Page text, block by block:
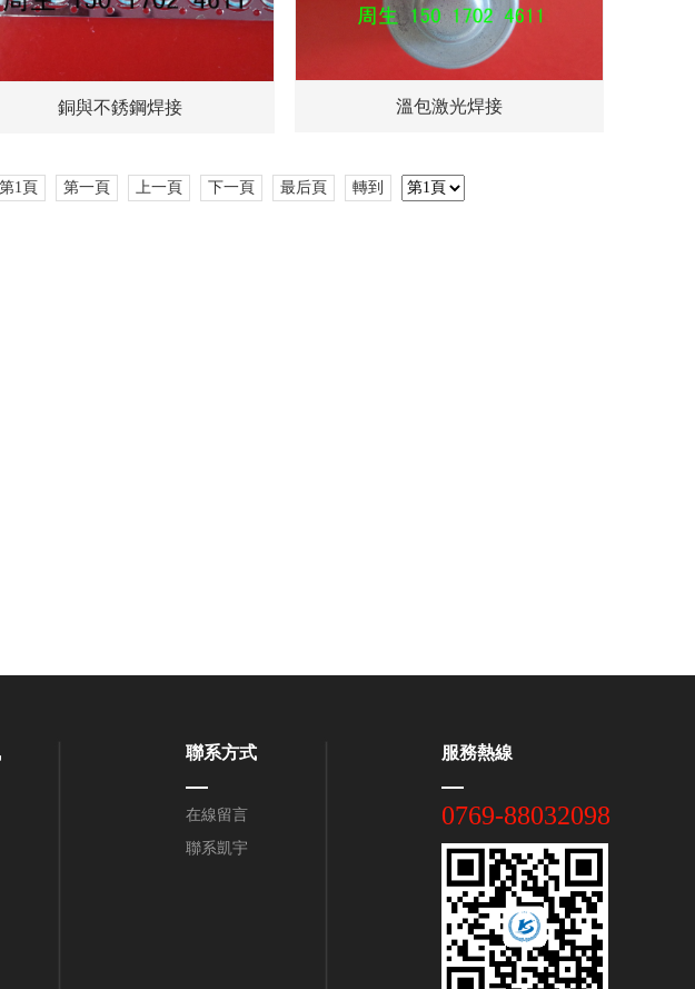
銅與不銹鋼焊接 溫包激光焊接
1頁 第一頁 上一頁 下一頁 最后頁 轉到
聯系方式
在線留言
聯系凱宇
服務熱線
0769-88032098